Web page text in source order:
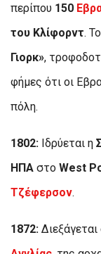
περίπου 150
του Κλίφορντ.
Γιορκ»,
φήμες ότι οι
πόλη.
1802: Ιδρύεται η
ΗΠΑ στο West
Τζέφερσον.
1872: Διεξάγεται